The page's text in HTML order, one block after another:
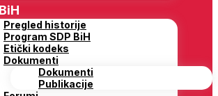
Pregled historije
Program SDP BiH
Etički kodeks
Dokumenti
Dokumenti
Publikacije